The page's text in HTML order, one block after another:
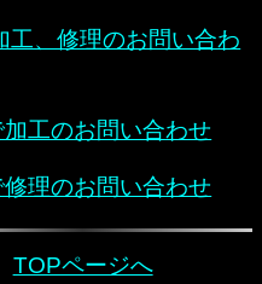
工、修理のお問い合わ
加工のお問い合わせ
修理のお問い合わせ
TOPページへ